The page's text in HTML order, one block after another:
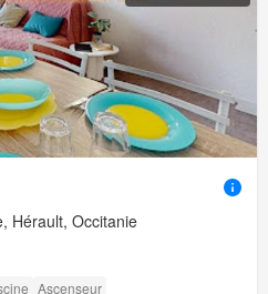
Hérault, Occitanie
Ascenseur